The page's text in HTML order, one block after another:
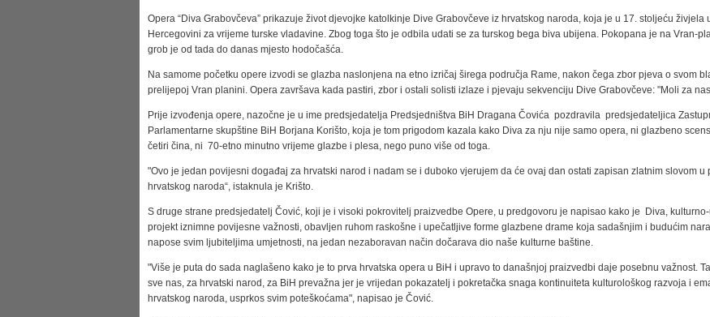
Opera “Diva Grabovčeva” prikazuje život djevojke katolkinje Dive Grabovčeve iz hrvatskog naroda, koja je u 17. stoljeću živjela
Hercegovini za vrijeme turske vladavine. Zbog toga što je odbila udati se za turskog bega biva ubijena. Pokopana je na Vran-
grob je od tada do danas mjesto hodočašća.
Na samome početku opere izvodi se glazba naslonjena na etno izričaj širega područja Rame, nakon čega zbor pjeva o svom
prelijepoj Vran planini. Opera završava kada pastiri, zbor i ostali solisti izlaze i pjevaju sekvenciju Dive Grabovčeve: "Moli za
Prije izvođenja opere, nazočne je u ime predsjedatelja Predsjedništva BiH Dragana Čovića pozdravila predsjedateljica
Parlamentarne skupštine BiH Borjana Korišto, koja je tom prigodom kazala kako Diva za nju nije samo opera, ni glazbeno
četiri čina, ni 70-etno minutno vrijeme glazbe i plesa, nego puno više od toga.
"Ovo je jedan povijesni događaj za hrvatski narod i nadam se i duboko vjerujem da će ovaj dan ostati zapisan zlatnim slovom u
hrvatskog naroda“, istaknula je Krišto.
S druge strane predsjedatelj Čović, koji je i visoki pokrovitelj praizvedbe Opere, u predgovoru je napisao kako je
Diva,
projekt iznimne povijesne važnosti, obavljen ruhom raskošne i upečatljive forme glazbene drame koja sadašnjim i budućim
napose svim ljubiteljima umjetnosti, na jedan nezaboravan način dočarava dio naše kulturne baštine.
"Više je puta do sada naglašeno kako je to prva hrvatska opera u BiH i upravo to današnjoj praizvedbi daje posebnu važnost.
sve nas, za hrvatski narod, za BiH prevažna jer je vrijedan pokazatelj i pokretačka snaga kontinuiteta kulturološkog razvoja i
hrvatskog naroda, usprkos svim poteškoćama", napisao je Čović.